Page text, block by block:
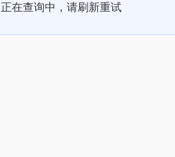
正在查询中，请刷新重试